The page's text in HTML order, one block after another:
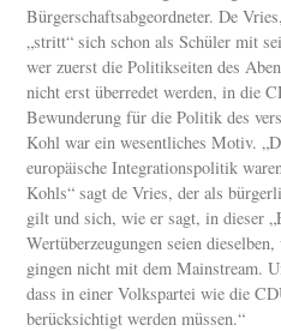
Bürgerschaftsabgeordneter. De
„stritt“ sich schon als Schüler mit
wer zuerst die Politikseiten des
nicht erst überredet werden, in die
Bewunderung für die Politik des
Kohl war ein wesentliches Motiv.
europäische Integrationspolitik
Kohls“ sagt de Vries, der als
gilt und sich, wie er sagt, in dieser
Wertüberzeugungen seien
gingen nicht mit dem Mainstream.
dass in einer Volkspartei wie die
berücksichtigt werden müssen.“